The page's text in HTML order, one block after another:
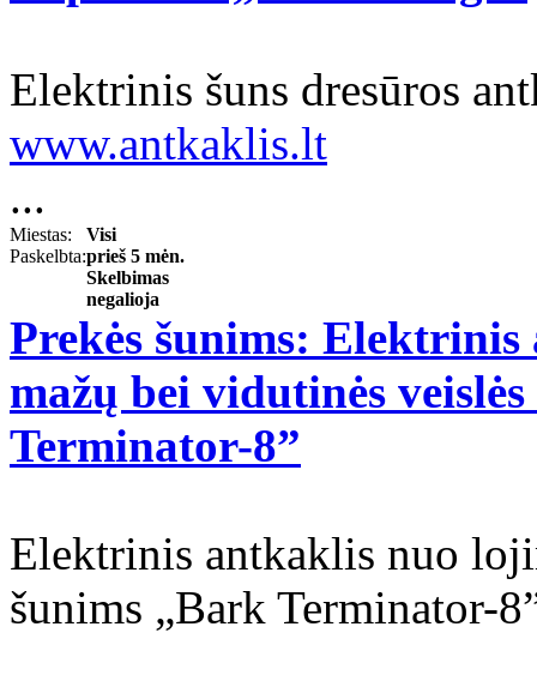
Elektrinis šuns dresūros
www.antkaklis.lt
...
Miestas:
Visi
Paskelbta:prieš 5 mėn.
Skelbimas
negalioja
Prekės šunims:
mažų bei vidutinės
Terminator-8”
Elektrinis antkaklis nuo
šunims „Bark Terminator-